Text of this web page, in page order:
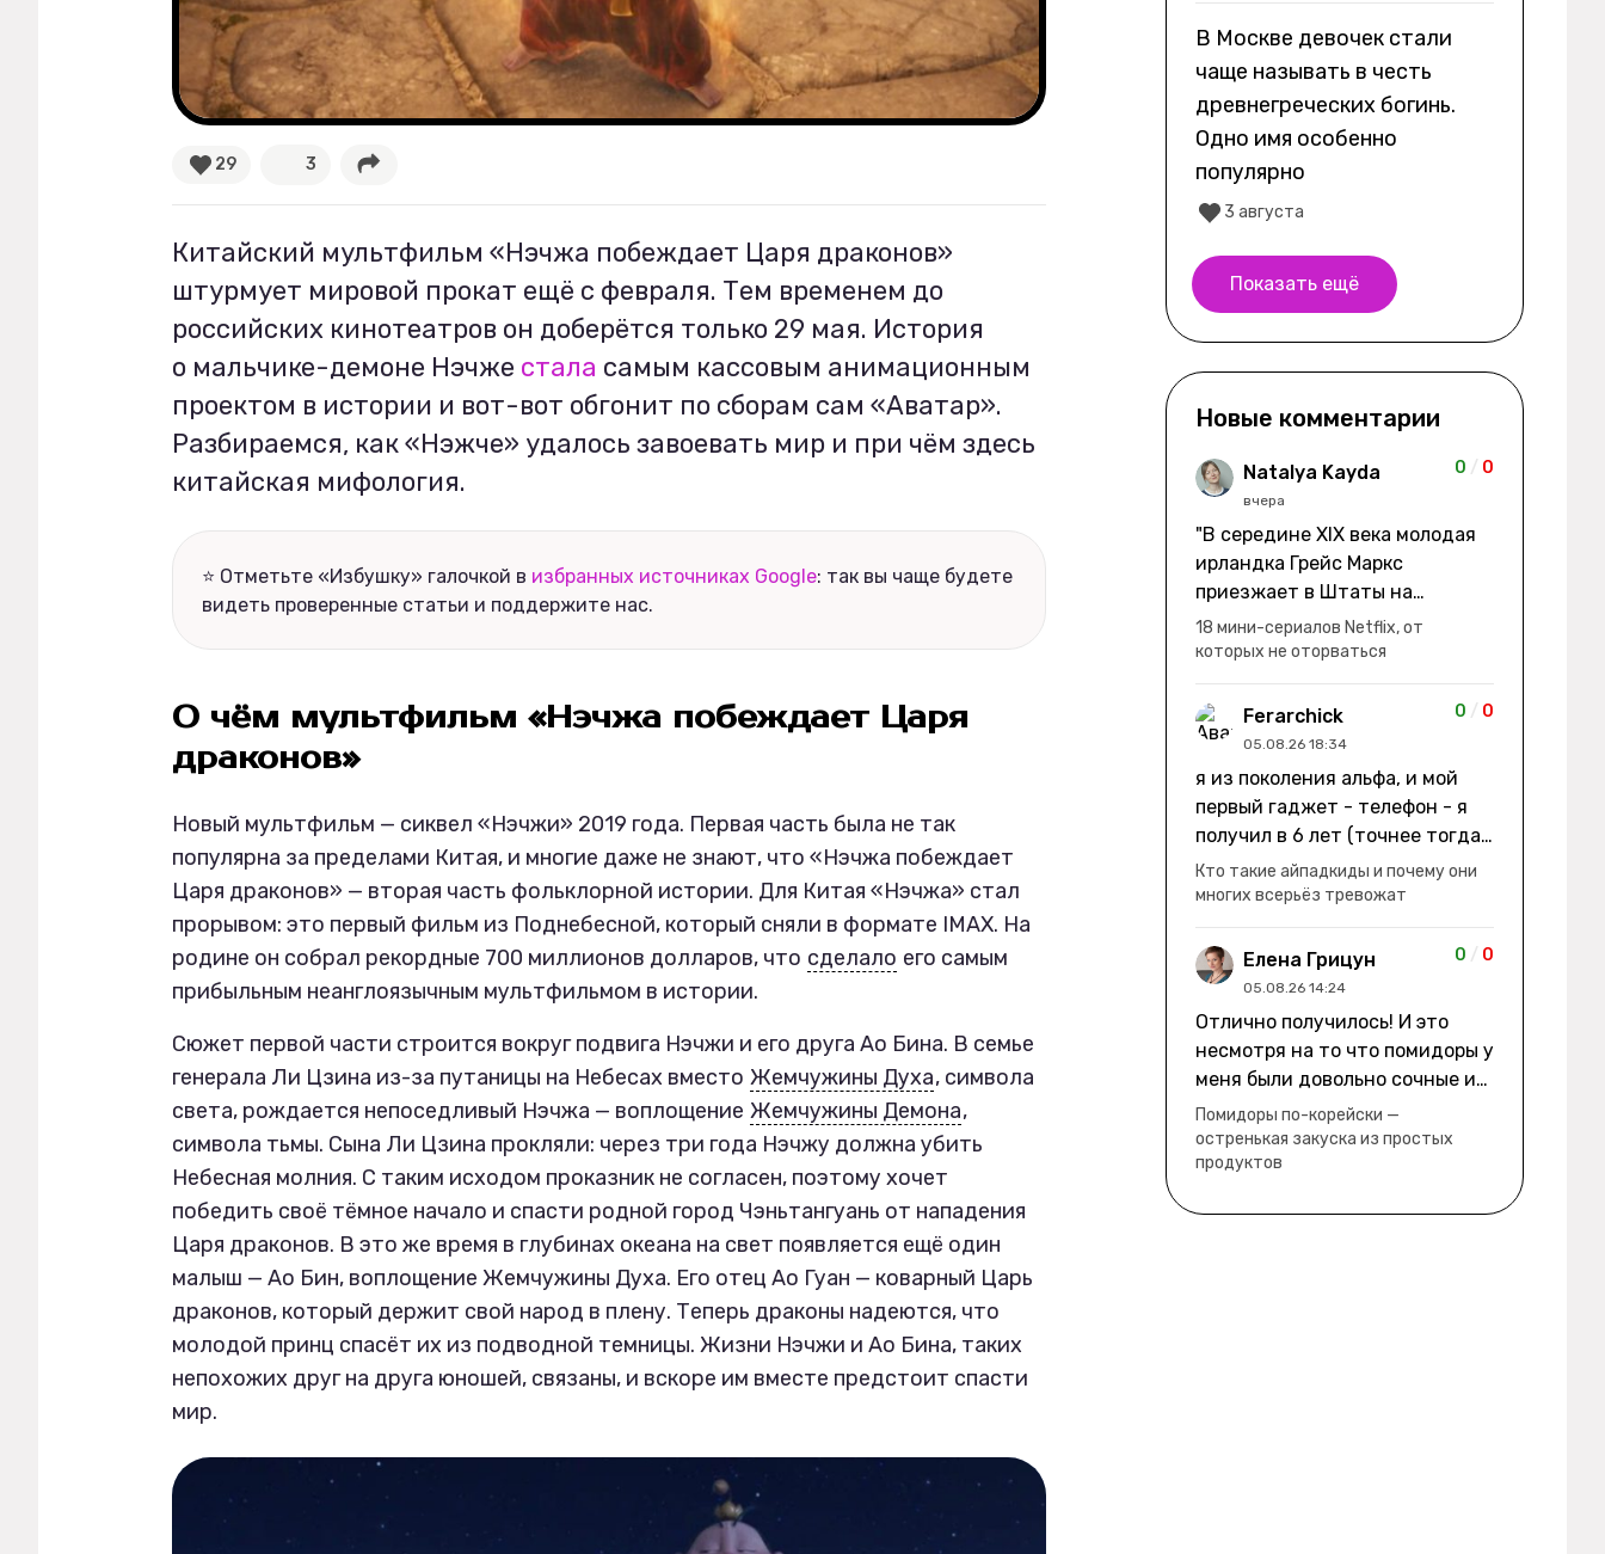
29 3
Китайский мультфильм «Нэчжа побеждает Царя драконов»
штурмует мировой прокат ещё с февраля. Тем временем до
российских кинотеатров он доберётся только 29 мая. История
о мальчике-демоне Нэчже стала самым кассовым анимационным
проектом в истории и вот-вот обгонит по сборам сам «Аватар».
Разбираемся, как «Нэжче» удалось завоевать мир и при чём здесь
китайская мифология.
⭐ Отметьте «Избушку» галочкой в избранных источниках Google: так вы чаще будете
видеть проверенные статьи и поддержите нас.
О чём мультфильм «Нэчжа побеждает Царя
драконов»
Новый мультфильм — сиквел «Нэчжи» 2019 года. Первая часть была не так
популярна за пределами Китая, и многие даже не знают, что «Нэчжа побеждает
Царя драконов» — вторая часть фольклорной истории. Для Китая «Нэчжа» стал
прорывом: это первый фильм из Поднебесной, который сняли в формате IMAX. На
родине он собрал рекордные 700 миллионов долларов, что сделало его самым
прибыльным неанглоязычным мультфильмом в истории.
Сюжет первой части строится вокруг подвига Нэчжи и его друга Ао Бина. В семье
генерала Ли Цзина из-за путаницы на Небесах вместо Жемчужины Духа, символа
света, рождается непоседливый Нэчжа — воплощение Жемчужины Демона,
символа тьмы. Сына Ли Цзина прокляли: через три года Нэчжу должна убить
Небесная молния. С таким исходом проказник не согласен, поэтому хочет
победить своё тёмное начало и спасти родной город Чэньтангуань от нападения
Царя драконов. В это же время в глубинах океана на свет появляется ещё один
малыш — Ао Бин, воплощение Жемчужины Духа. Его отец Ао Гуан — коварный Царь
драконов, который держит свой народ в плену. Теперь драконы надеются, что
молодой принц спасёт их из подводной темницы. Жизни Нэчжи и Ао Бина, таких
непохожих друг на друга юношей, связаны, и вскоре им вместе предстоит спасти
мир.
В Москве девочек стали
чаще называть в честь
древнегреческих богинь.
Одно имя особенно
популярно
3 августа
Показать ещё
Новые комментарии
Natalya Kayda
вчера
0 / 0
"В середине XIX века молодая
ирландка Грейс Маркс
приезжает в Штаты на
заработки" не на заработки -
она иммигрирует с семьей и не
в США, а в Канаду "заниматься
сексом ради удовольствия, а
не для зачатия" - героиня уже
ее побега из общины. не в
первый раз замечаю такие
косяки. с ИИ пишете? :)
18 мини-сериалов Netflix, от
которых не оторваться
Ferarchick
05.08.26 18:34
0 / 0
я из поколения альфа, и мой
первый гаджет - телефон - я
получил в 6 лет (точнее тогда
мне уже было почти 7), потом
его отобрали и я просто
смотрел телик, потом мне
подарили ноутбук, который у
меня до сих пор. ну а в этом
уже другую модель т.к та была
старая и пароль я от него
забыл
Кто такие айпадкиды и почему они
многих всерьёз тревожат
Елена Грицун
05.08.26 14:24
0 / 0
Отлично получилось! И это
несмотря на то что помидоры у
меня были довольно сочные и
водянистые. Ну, зато теперь
полно острой салатной жижи ))
Помидоры по-корейски —
остренькая закуска из простых
продуктов